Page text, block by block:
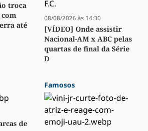
troca
com
até
08/08/2026 às 14:30
[VÍDEO] Onde assistir
Nacional-AM x ABC pelas
quartas de final da Série
D
de
Famosos